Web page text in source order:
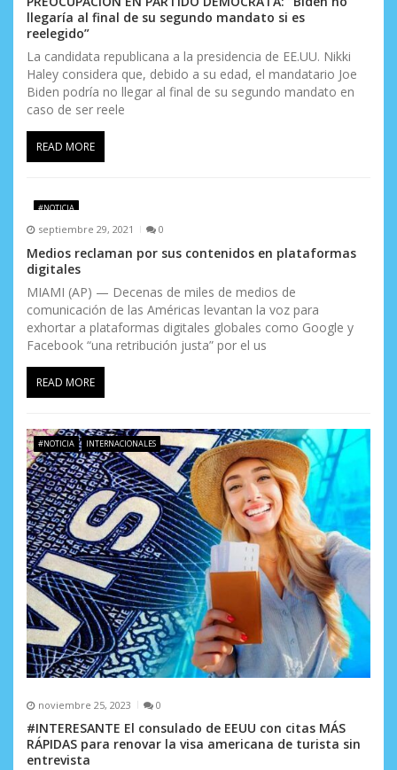
llegaría al final de su segundo mandato si es
reelegido”
La candidata republicana a la presidencia de EE.UU. Nikki
Haley considera que, debido a su edad, el mandatario Joe
Biden podría no llegar al final de su segundo mandato en
caso de ser reele
READ MORE
#NOTICIA
septiembre 29, 2021 0
Medios reclaman por sus contenidos en plataformas
digitales
MIAMI (AP) — Decenas de miles de medios de
comunicación de las Américas levantan la voz para
exhortar a plataformas digitales globales como Google y
Facebook “una retribución justa” por el us
READ MORE
#NOTICIA INTERNACIONALES
noviembre 25, 2023 0
#INTERESANTE El consulado de EEUU con citas MÁS
RÁPIDAS para renovar la visa americana de turista sin
entrevista